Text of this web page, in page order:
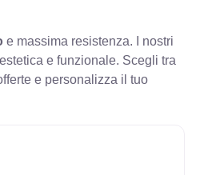
e massima resistenza. I nostri
e funzionale. Scegli tra
e personalizza il tuo